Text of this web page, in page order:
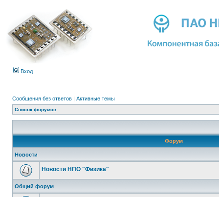
Вход
Сообщения без ответов | Активные темы
Список форумов
Форум
Новости
Новости НПО "Физика"
Общий форум